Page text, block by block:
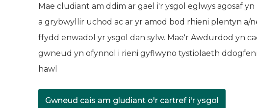
Mae cludiant am ddim ar gael i'r ysgol eglwys agosaf
a grybwyllir uchod ac ar yr amod bod rhieni plentyn a/
ffydd enwadol yr ysgol dan sylw. Mae'r Awdurdod yn
gwneud yn ofynnol i rieni gyflwyno tystiolaeth
hawl
Gwneud cais am gludiant o'r cartref i'r ysgol
(yn agor mewn tab newydd)